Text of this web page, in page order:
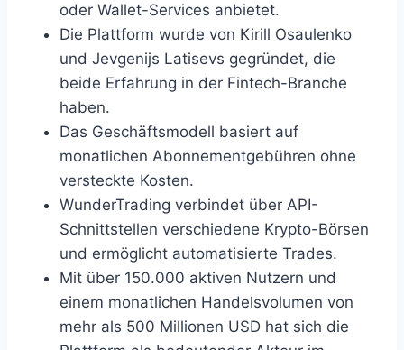
oder Wallet-Services anbietet.
Die Plattform wurde von Kirill Osaulenko
und Jevgenijs Latisevs gegründet, die
beide Erfahrung in der Fintech-Branche
haben.
Das Geschäftsmodell basiert auf
monatlichen Abonnementgebühren ohne
versteckte Kosten.
WunderTrading verbindet über API-
Schnittstellen verschiedene Krypto-Börsen
und ermöglicht automatisierte Trades.
Mit über 150.000 aktiven Nutzern und
einem monatlichen Handelsvolumen von
mehr als 500 Millionen USD hat sich die